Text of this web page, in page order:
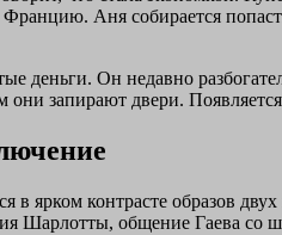
Аня собирается
деньги. Он недавно
запирают двери.
в ярком контрасте образов
Шарлотты, общение Гаева со